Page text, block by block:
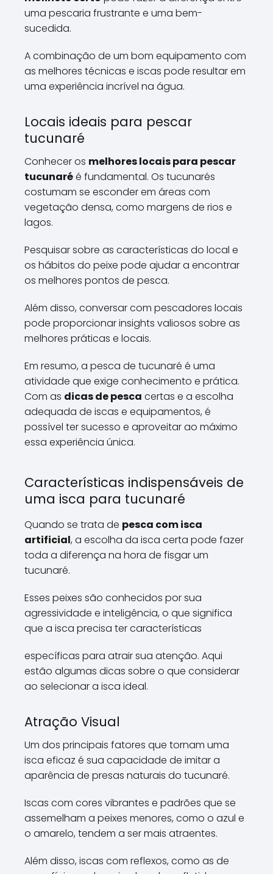
uma pescaria frustrante e uma bem-
sucedida.
A combinação de um bom equipamento com
as melhores técnicas e iscas pode resultar em
uma experiência incrível na água.
Locais ideais para pescar
tucunaré
Conhecer os melhores locais para pescar
tucunaréé fundamental. Os tucunarés
costumam se esconder em áreas com
vegetação densa, como margens de rios e
lagos.
Pesquisar sobre as características do local e
os hábitos do peixe pode ajudar a encontrar
os melhores pontos de pesca.
Além disso, conversar com pescadores locais
pode proporcionar insights valiosos sobre as
melhores práticas e locais.
Em resumo, a pesca de tucunaré é uma
atividade que exige conhecimento e prática.
Com as dicas de pesca certas e a escolha
adequada de iscas e equipamentos, é
possível ter sucesso e aproveitar ao máximo
essa experiência única.
Características indispensáveis de
uma isca para tucunaré
Quando se trata de pesca com isca
artificial, a escolha da isca certa pode fazer
toda a diferença na hora de fisgar um
tucunaré.
Esses peixes são conhecidos por sua
agressividade e inteligência, o que significa
que a isca precisa ter características
específicas para atrair sua atenção. Aqui
estão algumas dicas sobre o que considerar
ao selecionar a isca ideal.
Atração Visual
Um dos principais fatores que tornam uma
isca eficaz é sua capacidade de imitar a
aparência de presas naturais do tucunaré.
Iscas com cores vibrantes e padrões que se
assemelham a peixes menores, como o azul e
o amarelo, tendem a ser mais atraentes.
Além disso, iscas com reflexos, como as de